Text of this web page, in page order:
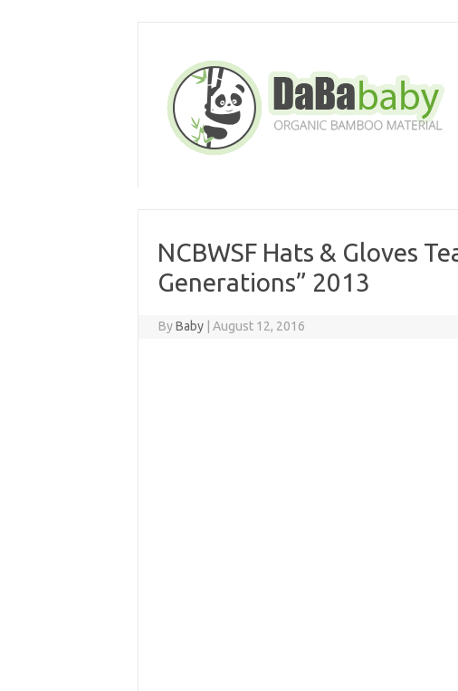
NCBWSF Hats & Gloves
Generations” 2013
ByBaby August 12, 2016